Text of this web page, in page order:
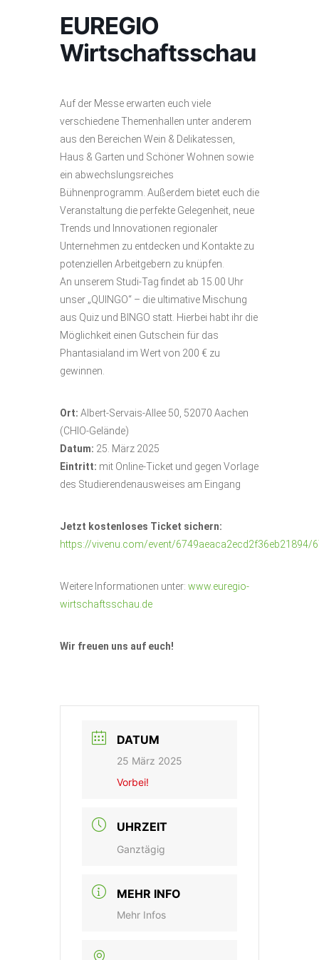
EUREGIO
Wirtschaftsschau
Auf der Messe erwarten euch viele
verschiedene Themenhallen unter anderem
aus den Bereichen Wein & Delikatessen,
Haus & Garten und Schöner Wohnen sowie
ein abwechslungsreiches
Bühnenprogramm. Außerdem bietet euch die
Veranstaltung die perfekte Gelegenheit, neue
Trends und Innovationen regionaler
Unternehmen zu entdecken und Kontakte zu
potenziellen Arbeitgebern zu knüpfen.
An unserem Studi-Tag findet ab 15.00 Uhr
unser „QUINGO“ – die ultimative Mischung
aus Quiz und BINGO statt. Hierbei habt ihr die
Möglichkeit einen Gutschein für das
Phantasialand im Wert von 200 € zu
gewinnen.
Ort: Albert-Servais-Allee 50, 52070 Aachen
(CHIO-Gelände)
Datum: 25. März 2025
Eintritt: mit Online-Ticket und gegen Vorlage
des Studierendenausweises am Eingang
Jetzt kostenloses Ticket sichern:
https://vivenu.com/event/6749aeaca2ecd2f36eb21894/
Weitere Informationen unter: www.euregio-
wirtschaftsschau.de
Wir freuen uns auf euch!
DATUM
25 März 2025
Vorbei!
UHRZEIT
Ganztägig
MEHR INFO
Mehr Infos